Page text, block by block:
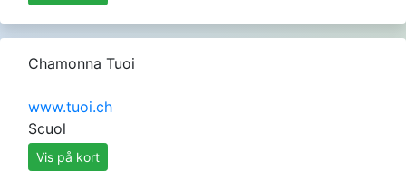
Chamonna Tuoi
www.tuoi.ch
Scuol
Vis på kort